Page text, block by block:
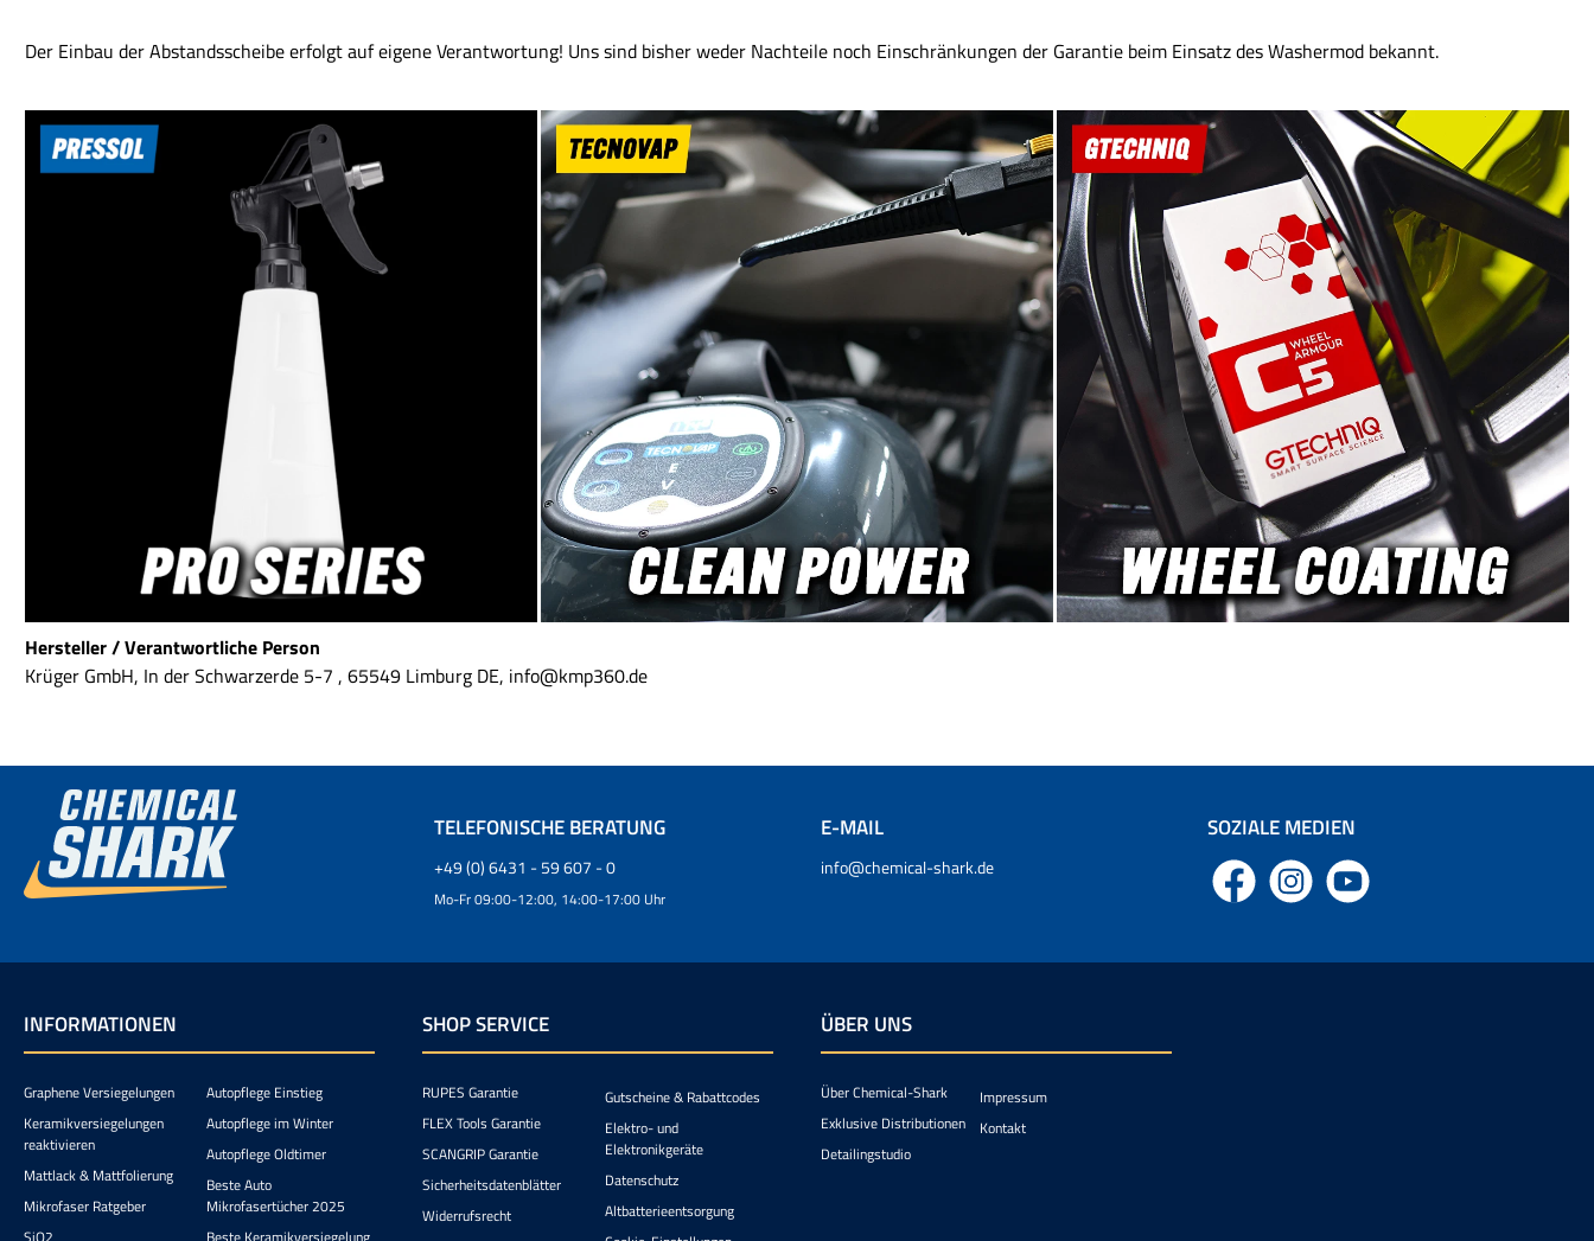
Der Einbau der Abstandsscheibe erfolgt auf eigene Verantwortung! Uns sind bisher weder Nachteile noch Einschränkungen der Garantie beim Einsatz des Washermod bekannt.
Hersteller / Verantwortliche Person
Krüger GmbH, In der Schwarzerde 5-7 , 65549 Limburg DE, info@kmp360.de
TELEFONISCHE BERATUNG
+49 (0) 6431 - 59 607 - 0
Mo-Fr 09:00-12:00, 14:00-17:00 Uhr
E-MAIL
info@chemical-shark.de
SOZIALE MEDIEN
Facebook Instagram YouTube
INFORMATIONEN
Graphene Versiegelungen
Keramikversiegelungen
reaktivieren
Mattlack & Mattfolierung
Mikrofaser Ratgeber
SiO2
Autopflege Einstieg
Autopflege im Winter
Autopflege Oldtimer
Beste Auto
Mikrofasertücher 2025
Beste Keramikversiegelung
SHOP SERVICE
RUPES Garantie
FLEX Tools Garantie
SCANGRIP Garantie
Sicherheitsdatenblätter
Widerrufsrecht
Gutscheine & Rabattcodes
Elektro- und
Elektronikgeräte
Datenschutz
Altbatterieentsorgung
ÜBER UNS
Über Chemical-Shark
Exklusive Distributionen
Detailingstudio
Impressum
Kontakt